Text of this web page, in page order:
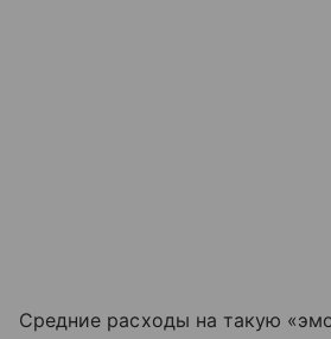
Средние расходы на такую